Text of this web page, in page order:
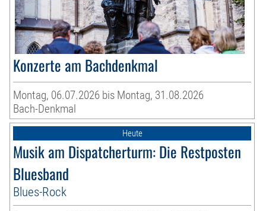
Konzerte am Bachdenkmal
Montag, 06.07.2026 bis Montag, 31.08.2026
Bach-Denkmal
Heute
Musik am Dispatcherturm: Die Restposten
Bluesband
Blues-Rock